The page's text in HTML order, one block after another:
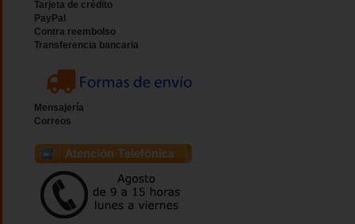
Tarjeta de crédito
PayPal
Contra reembolso
Transferencia bancaria
Mensajería
Correos